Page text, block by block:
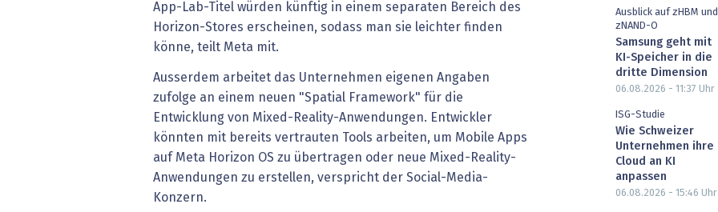
App-Lab-Titel würden künftig in einem separaten Bereich des
Horizon-Stores erscheinen, sodass man sie leichter finden
könne, teilt Meta mit.
Ausserdem arbeitet das Unternehmen eigenen Angaben
zufolge an einem neuen "Spatial Framework" für die
Entwicklung von Mixed-Reality-Anwendungen. Entwickler
könnten mit bereits vertrauten Tools arbeiten, um Mobile Apps
auf Meta Horizon OS zu übertragen oder neue Mixed-Reality-
Anwendungen zu erstellen, verspricht der Social-Media-
Konzern.
Ausblick auf zHBM und
zNAND-O
Samsung geht mit
KI-Speicher in die
dritte Dimension
06.08.2026 - 11:37 Uhr
ISG-Studie
Wie Schweizer
Unternehmen ihre
Cloud an KI
anpassen
06.08.2026 - 15:46 Uhr